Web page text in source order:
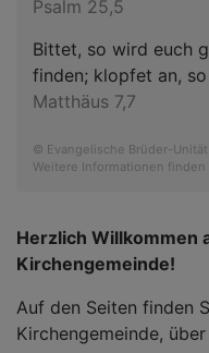
Psalm 25,5
Bittet, so wird euch
finden; klopfet an,
Matthäus 7,7
© Evangelische Brüder-Unität
Weitere Informationen finden
Herzlich Willkommen
Kirchengemeinde!
Auf den Seiten finden
Kirchengemeinde,